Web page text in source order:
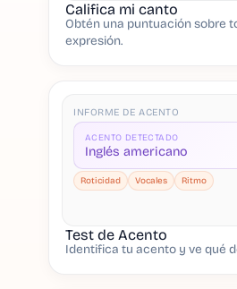
Califica mi canto
Obtén una puntuación sobre
expresión.
INFORME DE ACENTO
ACENTO DETECTADO
Inglés americano
Roticidad Vocales Ritmo
Test de Acento
Identifica tu acento y ve qué